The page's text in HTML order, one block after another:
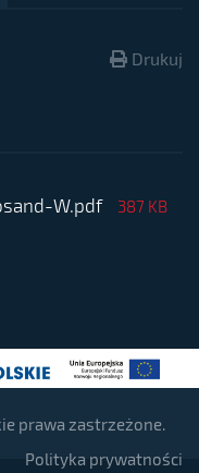
Drukuj
W.pdf 387 KB
prawa zastrzeżone.
Polityka prywatności